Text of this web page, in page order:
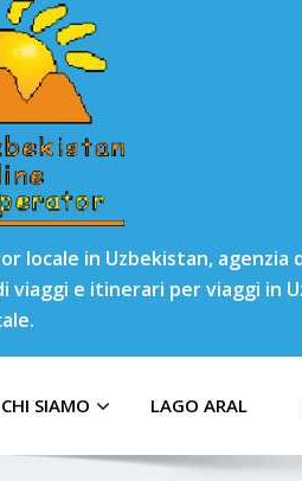
locale in Uzbekistan, agenzia
viaggi e itinerari per viaggi in
CHI SIAMO LAGO ARAL